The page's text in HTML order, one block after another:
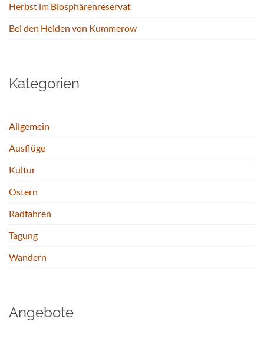
Herbst im Biosphärenreservat
Bei den Heiden von Kummerow
Kategorien
Allgemein
Ausflüge
Kultur
Ostern
Radfahren
Tagung
Wandern
Angebote